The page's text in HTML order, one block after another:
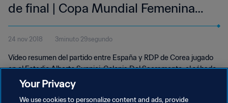
de final | Copa Mundial Femenina
Sub-17 de la FIFA Uruguay 2018™ |
Highlights
24 nov 2018 3minuto 29segundo
Vídeo resumen del partido entre España y RDP de Corea jugado
en el Estadio Alberto Suppici, Colonia Del Sacramento, el sábado
24 de noviembre de 2018.
Your Privacy
We use cookies to personalize content and ads, provide